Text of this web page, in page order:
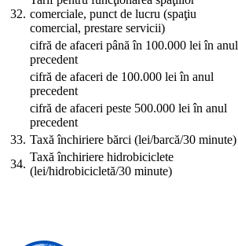
32. comerciale, punct de lucru (spaţiu
comercial, prestare servicii)
cifră de afaceri până în 100.000 lei în anul
precedent
cifră de afaceri de 100.000 lei în anul
precedent
cifră de afaceri peste 500.000 lei în anul
precedent
33. Taxă închiriere bărci (lei/barcă/30 minute)
34.
Taxă închiriere hidrobiciclete
(lei/hidrobicicletă/30 minute)